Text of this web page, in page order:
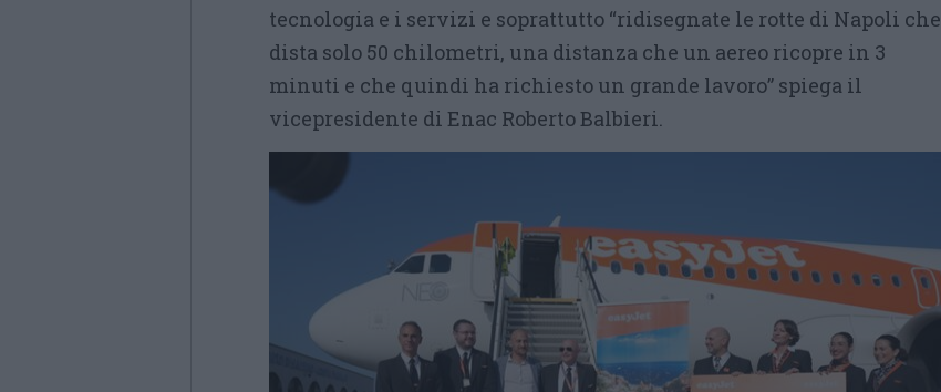
tecnologia e i servizi e soprattutto “ridisegnate le rotte di Napoli che
dista solo 50 chilometri, una distanza che un aereo ricopre in 3
minuti e che quindi ha richiesto un grande lavoro” spiega il
vicepresidente di Enac Roberto Balbieri.